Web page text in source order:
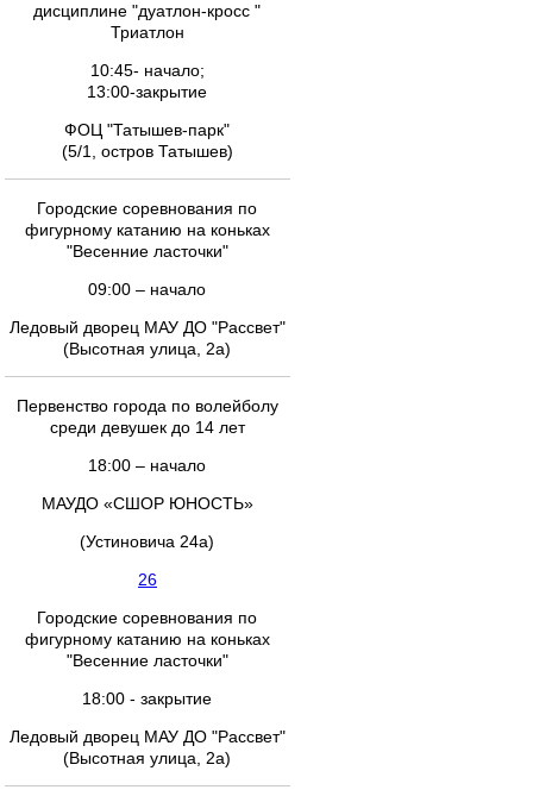
дисциплине "дуатлон-кросс "
Триатлон
10:45- начало;
13:00-закрытие
ФОЦ "Татышев-парк"
(5/1, остров Татышев)
Городские соревнования по
фигурному катанию на коньках
"Весенние ласточки"
09:00 – начало
Ледовый дворец МАУ ДО "Рассвет"
(Высотная улица, 2а)
Первенство города по волейболу
среди девушек до 14 лет
18:00 – начало
МАУДО «СШОР ЮНОСТЬ»
(Устиновича 24а)
26
Городские соревнования по
фигурному катанию на коньках
"Весенние ласточки"
18:00 - закрытие
Ледовый дворец МАУ ДО "Рассвет"
(Высотная улица, 2а)